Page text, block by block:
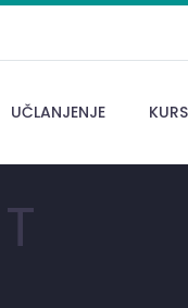
UČLANJENJE